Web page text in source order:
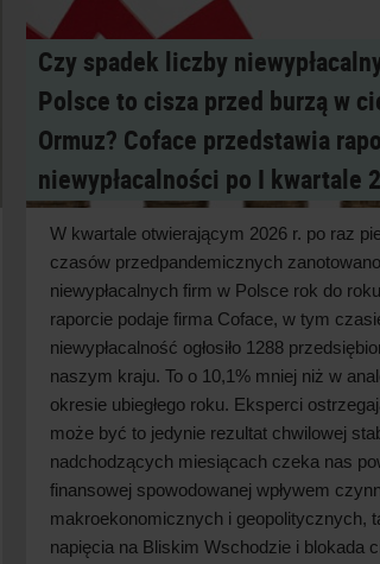
Czy spadek liczby
Polsce to cisza przed burzą w
Ormuz? Coface przedstawia
niewypłacalności po I kwartale
W kwartale otwierającym 2026 r. po raz
czasów przedpandemicznych
niewypłacalnych firm w Polsce rok do
raporcie podaje firma Coface, w tym
niewypłacalność ogłosiło 1288
naszym kraju. To o 10,1% mniej niż w
okresie ubiegłego roku. Eksperci
może być to jedynie rezultat chwilowej
nadchodzących miesiącach czeka nas
finansowej spowodowanej wpływem
makroekonomicznych i geopolitycznych,
napięcia na Bliskim Wschodzie i blokada